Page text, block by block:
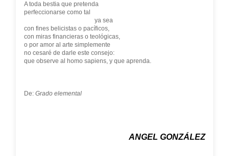
A toda bestia que pretenda
perfeccionarse como tal
ya sea
con fines belicistas o pacíficos,
con miras financieras o teológicas,
o por amor al arte simplemente
no cesaré de darle este consejo:
que observe al homo sapiens, y que aprenda.
De: Grado elemental
ANGEL GONZÁLEZ